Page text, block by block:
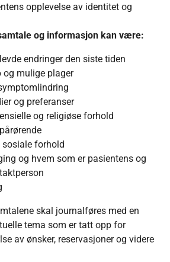
opplevelse av identitet og
og informasjon kan være:
endringer den siste tiden
og mulige plager
og preferanser
og religiøse forhold
forhold
og hvem som er pasientens og
skal journalføres med en
tema som er tatt opp for
av ønsker, reservasjoner og videre